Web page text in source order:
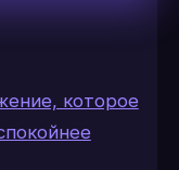
которое